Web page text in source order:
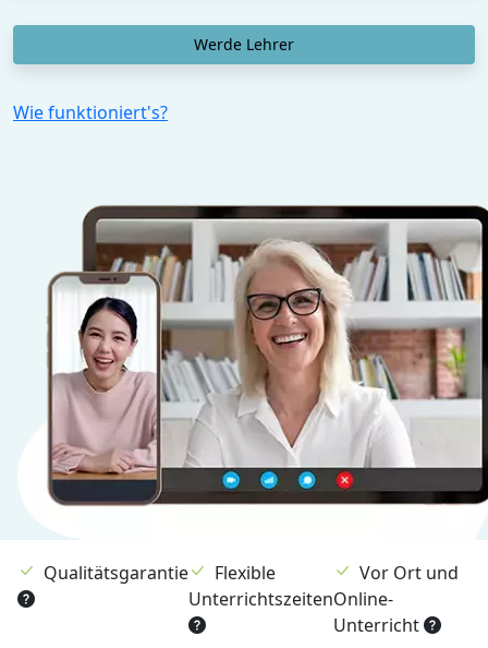
Werde Lehrer
Wie funktioniert's?
Qualitätsgarantie
Flexible
Unterrichtszeiten
Vor Ort und
Online-
Unterricht